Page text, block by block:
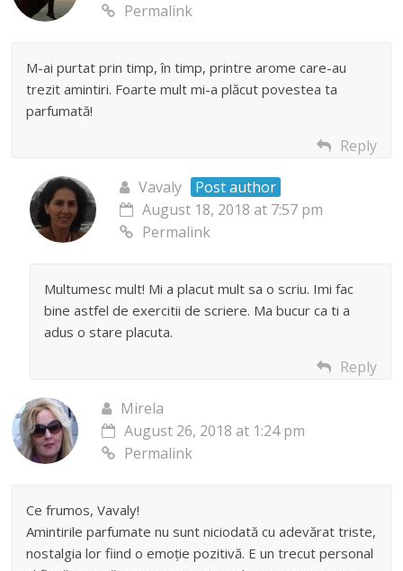
Permalink
M-ai purtat prin timp, în timp, printre arome care-au
trezit amintiri. Foarte mult mi-a plăcut povestea ta
parfumată!
Reply
Vavaly
Post author
August 18, 2018 at 7:57 pm
Permalink
Multumesc mult! Mi a placut mult sa o scriu. Imi fac
bine astfel de exercitii de scriere. Ma bucur ca ti a
adus o stare placuta.
Reply
Mirela
August 26, 2018 at 1:24 pm
Permalink
Ce frumos, Vavaly!
Amintirile parfumate nu sunt niciodată cu adevărat triste,
nostalgia lor fiind o emoție pozitivă. E un trecut personal